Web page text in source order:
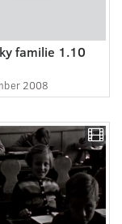
familie 1.10
2008